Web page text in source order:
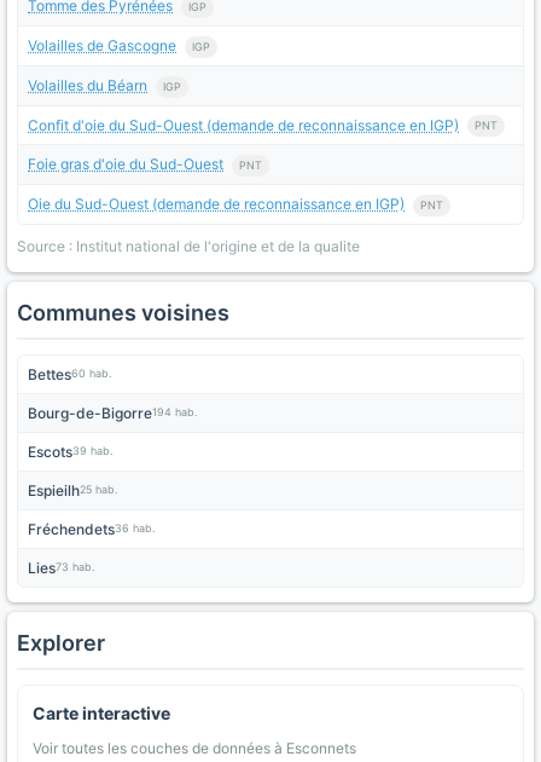
Tomme des Pyrénées IGP
Volailles de Gascogne IGP
Volailles du Béarn IGP
Confit d'oie du Sud-Ouest (demande de reconnaissance en IGP) PNT
Foie gras d'oie du Sud-Ouest PNT
Oie du Sud-Ouest (demande de reconnaissance en IGP) PNT
Source : Institut national de l'origine et de la qualite
Communes voisines
Bettes60 hab.
Bourg-de-Bigorre194 hab.
Escots39 hab.
Espieilh25 hab.
Fréchendets36 hab.
Lies73 hab.
Explorer
Carte interactive
Voir toutes les couches de données à Esconnets